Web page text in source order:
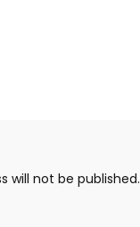
will not be published.